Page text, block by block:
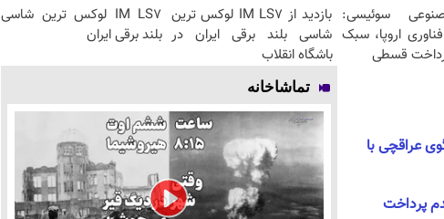
سوئیسی:
اروپا، سبک
قسطی
بازدید از IM LS7 لوکس ترین
شاسی بلند برقی ایران در
باشگاه انقلاب
IM LS7 لوکس ترین شاسی
بلند برقی ایران
عراقچی با
پرداخت
تماشاخانه